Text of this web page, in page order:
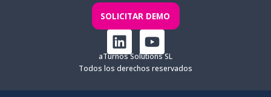
SOLICITAR DEMO
L
i
n
Y
o
u
aTurnos Solutions SL
Todos los derechos reservados